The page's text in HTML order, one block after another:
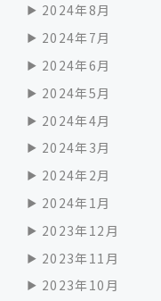
2024年8月
2024年7月
2024年6月
2024年5月
2024年4月
2024年3月
2024年2月
2024年1月
2023年12月
2023年11月
2023年10月